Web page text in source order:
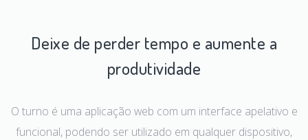
Deixe de perder tempo e aumente a
produtividade
O turno é uma aplicação web com um interface apelativo e
funcional, podendo ser utilizado em qualquer dispositivo,